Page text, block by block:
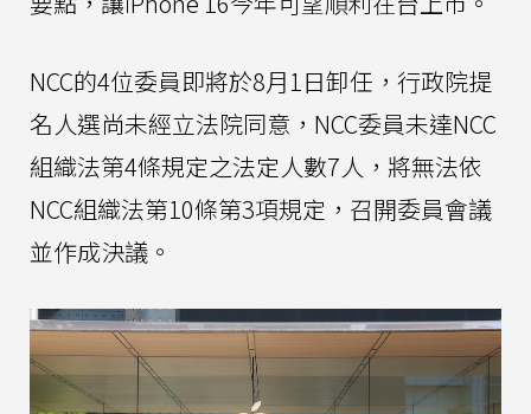
NCC的4位委員即將於8月1日卸任，行政院提
名人選尚未經立法院同意，NCC委員未達NCC
組織法第4條規定之法定人數7人，將無法依
NCC組織法第10條第3項規定，召開委員會議
並作成決議。